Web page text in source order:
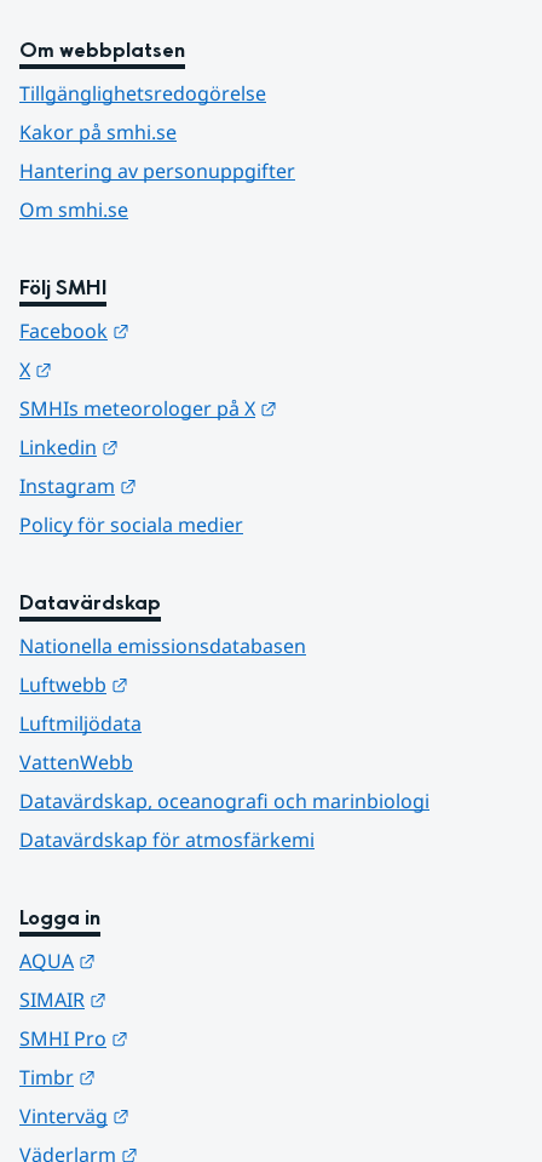
Om webbplatsen
Tillgänglighetsredogörelse
Kakor på smhi.se
Hantering av personuppgifter
Om smhi.se
Följ SMHI
Facebook
X
SMHIs meteorologer på X
Linkedin
Instagram
Policy för sociala medier
Datavärdskap
Nationella emissionsdatabasen
Luftwebb
Luftmiljödata
VattenWebb
Datavärdskap, oceanografi och marinbiologi
Datavärdskap för atmosfärkemi
Logga in
AQUA
SIMAIR
SMHI Pro
Timbr
Vinterväg
Väderlarm